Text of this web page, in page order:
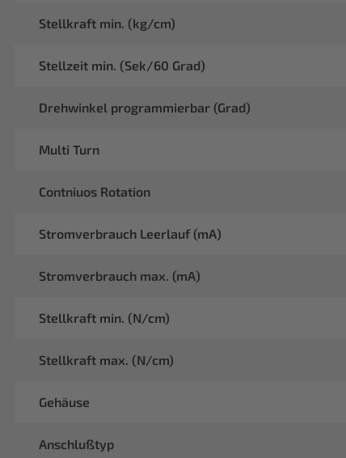
Stellkraft min. (kg/cm)
Stellzeit min. (Sek/60 Grad)
Drehwinkel programmierbar (Grad)
Multi Turn
Contniuos Rotation
Stromverbrauch Leerlauf (mA)
Stromverbrauch max. (mA)
Stellkraft min. (N/cm)
Stellkraft max. (N/cm)
Gehäuse
Anschlußtyp